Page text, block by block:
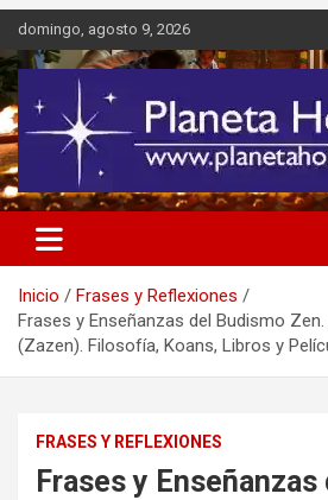
Saltar
contenido
domingo, agosto 9, 2026
Planeta Holístico
Difusión de espiritualidad, terapias
talleres y seminarios
Inicio
Frases y Reflexiones
Frases y Enseñanzas del Budismo
(Zazen). Filosofía, Koans, Libros y
FRASES Y REFLEXIONES
Frases y